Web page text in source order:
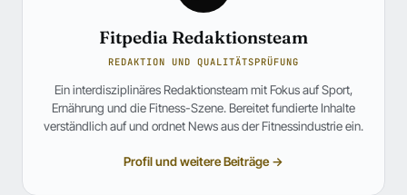
Fitpedia Redaktionsteam
REDAKTION UND QUALITÄTSPRÜFUNG
Ein interdisziplinäres Redaktionsteam mit Fokus auf Sport,
Ernährung und die Fitness-Szene. Bereitet fundierte Inhalte
verständlich auf und ordnet News aus der Fitnessindustrie ein.
Profil und weitere Beiträge →